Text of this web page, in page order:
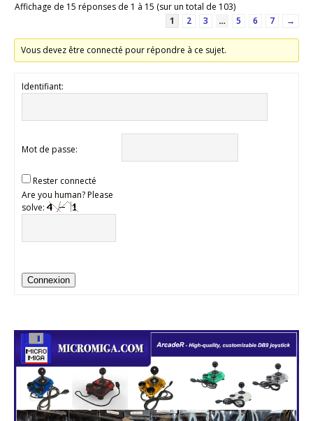
Affichage de 15 réponses de 1 à 15 (sur un total de 103)
1
2 3 … 5 6 7 →
Vous devez être connecté pour répondre à ce sujet.
Identifiant:
Mot de passe:
Rester connecté
Are you human? Please
solve:
Connexion